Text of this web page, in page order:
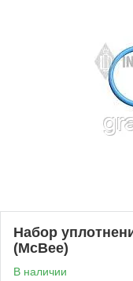
Набор
(McBee)
В наличии